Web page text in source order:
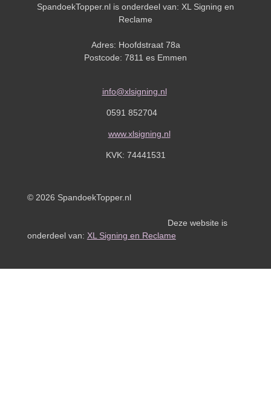
SpandoekTopper.nl is onderdeel van: XL Signing en
Reclame
Adres: Hoofdstraat 78a
Postcode: 7811 es Emmen
info@xlsigning.nl
0591 852704
www.xlsigning.nl
KVK: 74441531
© 2026 SpandoekTopper.nl
Deze website is
onderdeel van: XL Signing en Reclame